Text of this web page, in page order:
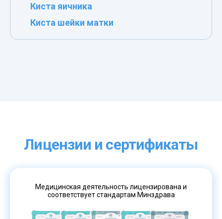
Киста яичника
Киста шейки матки
Лицензии и сертификаты
Медицинская деятельность лицензирована и
соответствует стандартам Минздрава